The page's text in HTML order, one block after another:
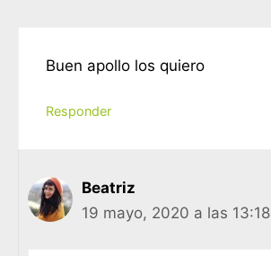
Buen apollo los quiero
Responder
Beatriz
19 mayo, 2020 a las 13:18